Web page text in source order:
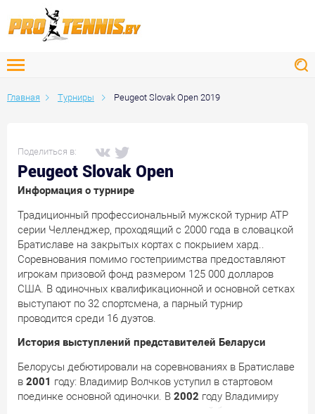
Главная Турниры Peugeot Slovak Open 2019
Поделиться в:
Peugeot Slovak Open
Информация о турнире
Традиционный профессиональный мужской турнир АТР
серии Челленджер, проходящий с 2000 года в словацкой
Братиславе на закрытых кортах с покрыием хард..
Соревнования помимо гостеприимства предоставляют
игрокам призовой фонд размером 125 000 долларов
США. В одиночных квалификационной и основной сетках
выступают по 32 спортсмена, а парный турнир
проводится среди 16 дуэтов.
История выступлений представителей Беларуси
Белорусы дебютировали на соревнованиях в Братиславе
в 2001 году: Владимир Волчков уступил в стартовом
поединке основной одиночки. В 2002 году Владимиру
вновь не удалось преодолеть стартовый барьер в